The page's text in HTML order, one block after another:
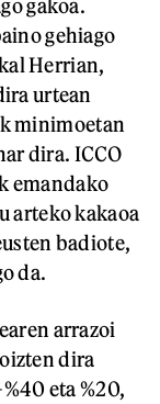
gakoa.
gehiago
Herrian,
urtean
minimoetan
dira. ICCO
emandako
arteko kakaoa
badiote,
da.
arrazoi
dira
eta %20,